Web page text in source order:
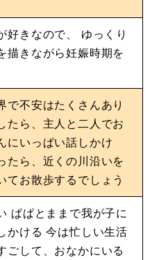
好きなので、 ゆっくり
描きながら妊娠時期を
で不安はたくさんあり
たら、主人と二人でお
にいっぱい話しかけ
たら、近くの川沿いを
てお散歩するでしょう
ぱぱとままで我が子に
かける 今は忙しい生活
ごして、おなかにいる